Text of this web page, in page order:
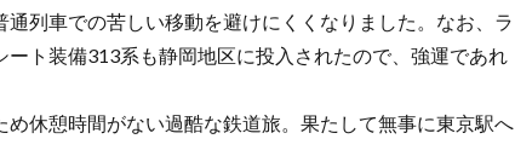
列車での苦しい移動を避けにくくなりました。なお、ラ
ト装備313系も静岡地区に投入されたので、強運であれ
休憩時間がない過酷な鉄道旅。果たして無事に東京駅へ